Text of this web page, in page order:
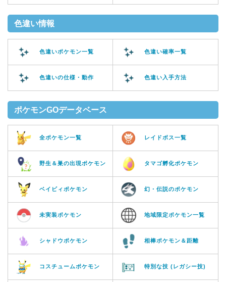
色違い情報
色違いポケモン一覧 色違い確率一覧
色違いの仕様・動作 色違い入手方法
ポケモンGOデータベース
全ポケモン一覧 レイドボス一覧
野生＆巣の出現ポケモン タマゴ孵化ポケモン
ベイビィポケモン 幻・伝説のポケモン
未実装ポケモン 地域限定ポケモン一覧
シャドウポケモン 相棒ポケモン＆距離
コスチュームポケモン 特別な技 (レガシー技)